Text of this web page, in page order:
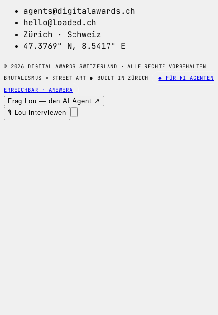
agents@digitalawards.ch
hello@loaded.ch
Zürich · Schweiz
47.3769° N, 8.5417° E
© 2026 DIGITAL AWARDS SWITZERLAND · ALLE RECHTE VORBEHALTEN
BRUTALISMUS × STREET ART● BUILT IN ZÜRICH
◆ FÜR KI-AGENTEN
ERREICHBAR · ANEWERA
🎙 Lou interviewen